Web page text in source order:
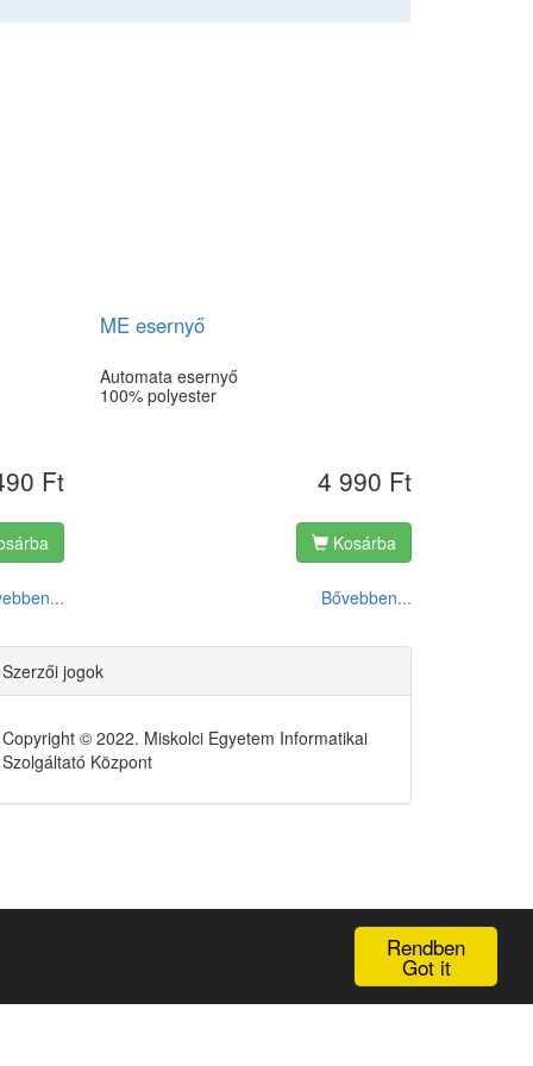
Rendben
Got it
Ft
ME esernyő
Automata esernyő
100% polyester
4 990 Ft
Kosárba
Bővebben...
Szerzői jogok
Copyright © 2022. Miskolci Egyetem Informatikai
Szolgáltató Központ